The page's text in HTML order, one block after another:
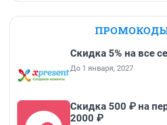
Скидка 5% на все
До 1 января, 2027
Скидка 500 ₽ на
2000 ₽